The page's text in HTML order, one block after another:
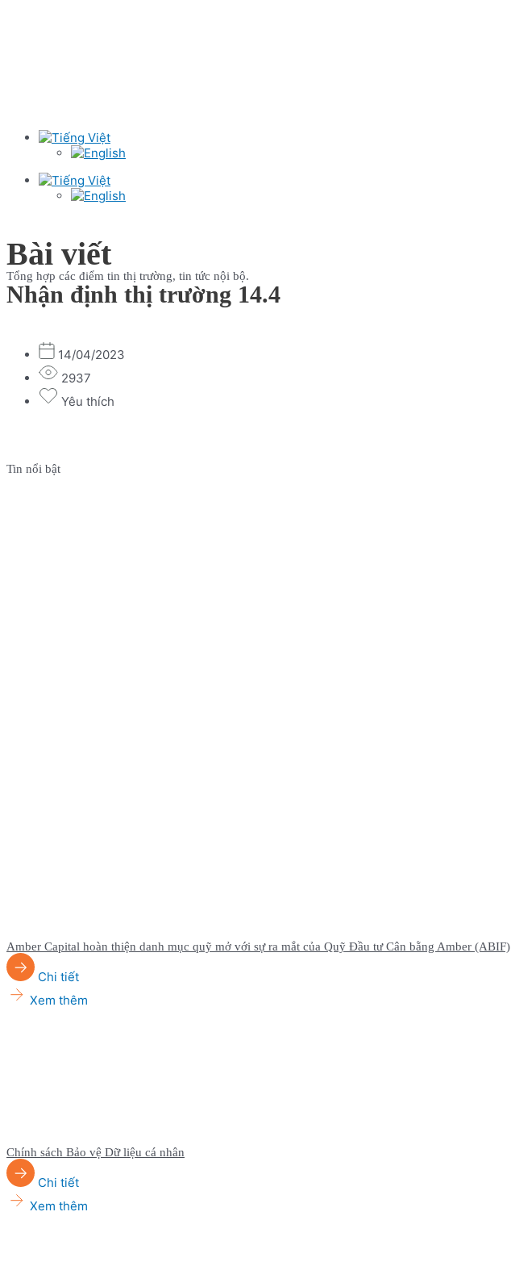
Bài viết
Tổng hợp các điểm tin thị trường, tin tức nội bộ.
Nhận định thị trường 14.4
14/04/2023
2937
Yêu thích
Tin nổi bật
Amber Capital hoàn thiện danh mục quỹ mở với sự ra mắt của Quỹ Đầu tư Cân bằng Amber (ABIF)
Chi tiết
Xem thêm
Chính sách Bảo vệ Dữ liệu cá nhân
Chi tiết
Xem thêm